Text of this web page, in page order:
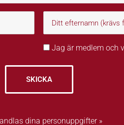
Jag är medlem och
SKICKA
dina personuppgifter »